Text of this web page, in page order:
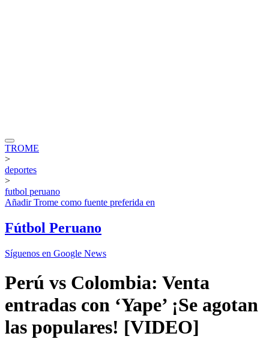
TROME
>
deportes
>
futbol peruano
AñadirTrome como fuente preferida en
Fútbol Peruano
Síguenos en Google News
Perú vs Colombia: Venta
entradas con ‘Yape’ ¡Se agotan
las populares! [VIDEO]